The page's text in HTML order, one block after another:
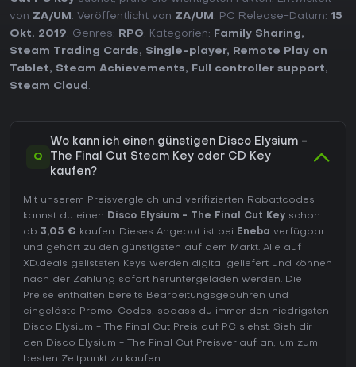
von ZA/UM . Veröffentlicht von ZA/UM . PC Release-Datum: 15
Okt. 2019. Genres: RPG. Kategorien: Family Sharing,
Steam Trading Cards, Single-player,
Remote Play on
Tablet, Steam Achievements, Full controller support,
Steam Cloud .
Q
Wo kann ich einen günstigen Disco Elysium -
The Final Cut Steam Key oder CD Key
kaufen?
Mit unserem Preisvergleich und verifizierten Rabattcodes
kannst du einen Disco Elysium - The Final Cut Key schon
ab 3,05 € kaufen. Dieses Angebot ist bei Eneba verfügbar
und gehört zu den günstigsten auf dem Markt. Alle auf
XD.deals gelisteten Keys werden digital geliefert und können
nach der Zahlung sofort heruntergeladen werden. Die
Preise enthalten bereits Bearbeitungsgebühren und
eingelöste Promo-Codes, sodass du immer den niedrigsten
Disco Elysium - The Final Cut Preis auf PC siehst. Sieh dir
den Disco Elysium - The Final Cut Preisverlauf an, um zum
besten Zeitpunkt zu kaufen.